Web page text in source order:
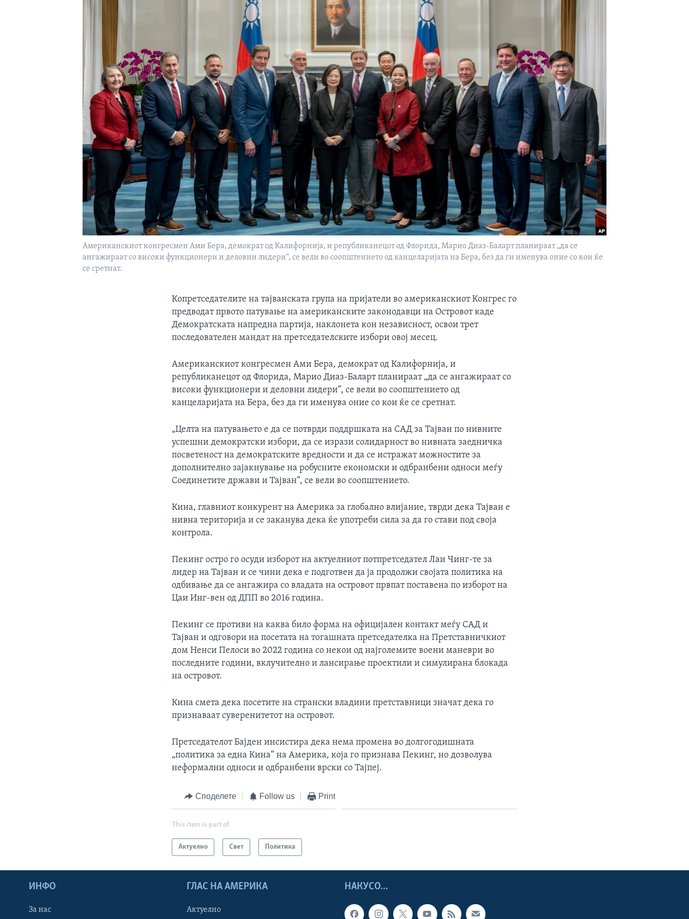
Американскиот конгресмен Ами Бера, демократ од Калифорнија, и републиканецот од Флорида, Марио Диаз-Баларт планираат „да се
ангажираат со високи функционери и деловни лидери“, се вели во соопштението од канцеларијата на Бера, без да ги именува оние со кои ќе
се сретнат.
Копретседателите на тајванската група на пријатели во американскиот Конгрес го
предводат првото патување на американските законодавци на Островот каде
Демократската напредна партија, наклонета кон независност, освои трет
последователен мандат на претседателските избори овој месец.
Американскиот конгресмен Ами Бера, демократ од Калифорнија, и
републиканецот од Флорида, Марио Диаз-Баларт планираат „да се ангажираат со
високи функционери и деловни лидери“, се вели во соопштението од
канцеларијата на Бера, без да ги именува оние со кои ќе се сретнат.
„Целта на патувањето е да се потврди поддршката на САД за Тајван по нивните
успешни демократски избори, да се изрази солидарност во нивната заедничка
посветеност на демократските вредности и да се истражат можностите за
дополнително зајакнување на робусните економски и одбранбени односи меѓу
Соединетите држави и Тајван“, се вели во соопштението.
Кина, главниот конкурент на Америка за глобално влијание, тврди дека Тајван е
нивна територија и се заканува дека ќе употреби сила за да го стави под своја
контрола.
Пекинг остро го осуди изборот на актуелниот потпретседател Лаи Чинг-те за
лидер на Тајван и се чини дека е подготвен да ја продолжи својата политика на
одбивање да се ангажира со владата на островот првпат поставена по изборот на
Цаи Инг-вен од ДПП во 2016 година.
Пекинг се противи на каква било форма на официјален контакт меѓу САД и
Тајван и одговори на посетата на тогашната претседателка на Претставничкиот
дом Ненси Пелоси во 2022 година со некои од најголемите воени маневри во
последните години, вклучително и лансирање проектили и симулирана блокада
на островот.
Кина смета дека посетите на странски владини претставници значат дека го
признаваат суверенитетот на островот.
Претседателот Бајден инсистира дека нема промена во долгогодишната
„политика за една Кина“ на Америка, која го признава Пекинг, но дозволува
неформални односи и одбранбени врски со Тајпеј.
Споделете Follow us Print
This item is part of
Актуелно Свет Политика
НАКУСО...
ИНФО
За нас
ГЛАС НА АМЕРИКА
Актуелно